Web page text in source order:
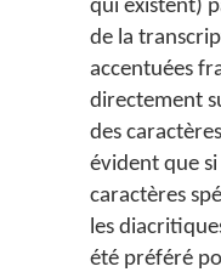
qui existent)
de la
accentuées
directement
des
évident que
caractères
les
été préféré